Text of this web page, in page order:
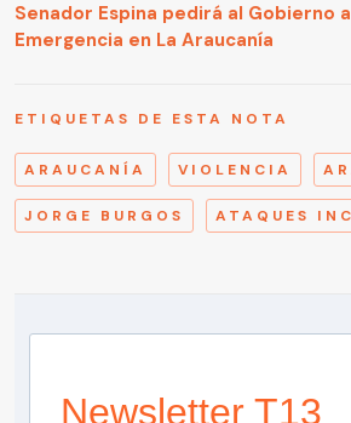
Senador Espina pedirá al Gobierno
Emergencia en La Araucanía
ETIQUETAS DE ESTA NOTA
ARAUCANÍA VIOLENCIA
JORGE BURGOS ATAQUES
Newsletter T13